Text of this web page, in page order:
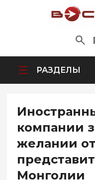
РАЗДЕЛЫ
компании
желании
Монголии